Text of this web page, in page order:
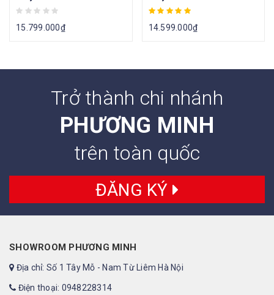
15.799.000₫ 14.599.000₫
Trở thành chi nhánh
PHƯƠNG MINH
trên toàn quốc
ĐĂNG KÝ
SHOWROOM PHƯƠNG MINH
Địa chỉ: Số 1 Tây Mỗ - Nam Từ Liêm Hà Nội
Điện thoại: 0948228314